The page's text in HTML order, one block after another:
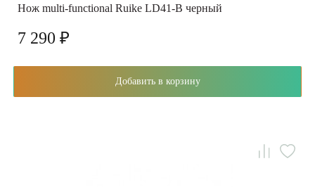
Нож multi-functional Ruike LD41-B черный
7 290 ₽
Добавить в корзину